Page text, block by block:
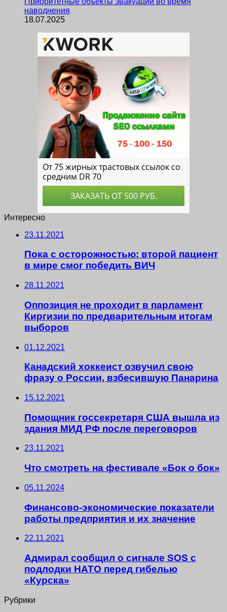
наводнения
18.07.2025
Интересно
23.11.2021
Пока с осторожностью: второй пациент
в мире смог победить ВИЧ
28.11.2021
Оппозиция не проходит в парламент
Киргизии по предварительным итогам
выборов
01.12.2021
Канадский хоккеист озвучил свою
фразу о России, взбесившую Панарина
15.12.2021
Помощник госсекретаря США вышла из
здания МИД РФ после переговоров
23.11.2021
Что смотреть на фестивале «Бок о бок»
05.11.2024
Финансово-экономические показатели
работы предприятия и их значение
22.11.2021
Адмирал сообщил о сигнале SOS с
подлодки НАТО перед гибелью
«Курска»
Рубрики